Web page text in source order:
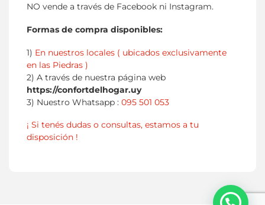
NO vende a través de Facebook ni Instagram.
Formas de compra disponibles:
1) En nuestros locales ( ubicados exclusivamente
en las Piedras )
2) A través de nuestra página web
https://confortdelhogar.uy
3) Nuestro Whatsapp : 095 501 053
¡ Si tenés dudas o consultas, estamos a tu
disposición !